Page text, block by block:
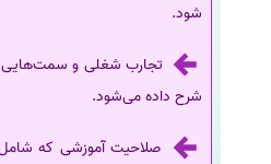
شود.
تجارب شغلی و سمت‌هایی
شرح داده می‌شود.
صلاحیت آموزشی که